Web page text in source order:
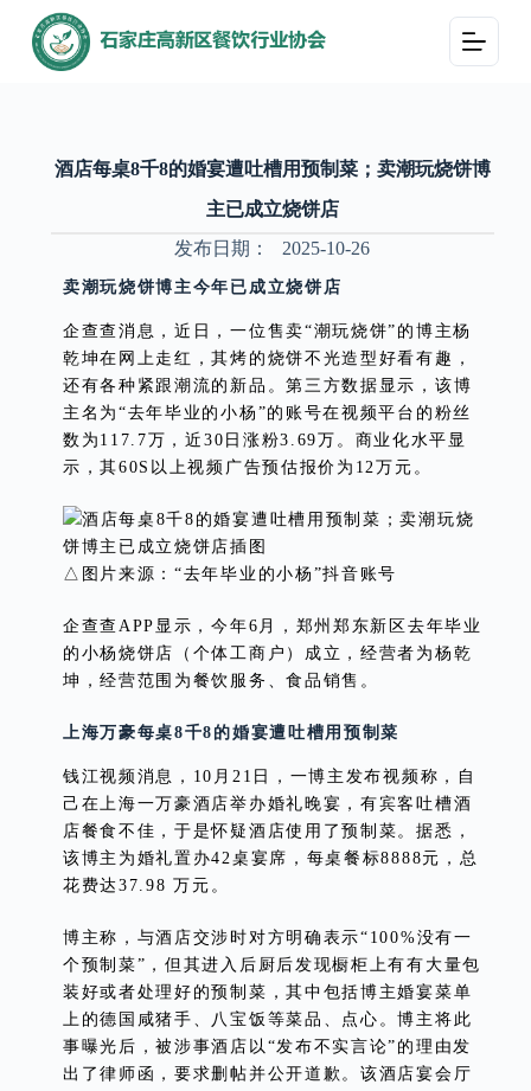
跳
过
酒店每桌8千8的婚宴遭吐槽用预制菜；卖潮玩烧饼博
主已成立烧饼店
发布日期：
2025-10-26
卖潮玩烧饼博主今年已成立烧饼店
企查查消息，近日，一位售卖“潮玩烧饼”的博主杨
乾坤在网上走红，其烤的烧饼不光造型好看有趣，
还有各种紧跟潮流的新品。第三方数据显示，该博
主名为“去年毕业的小杨”的账号在视频平台的粉丝
数为117.7万，近30日涨粉3.69万。商业化水平显
示，其60S以上视频广告预估报价为12万元。
△图片来源：“去年毕业的小杨”抖音账号
企查查APP显示，今年6月，郑州郑东新区去年毕业
的小杨烧饼店（个体工商户）成立，经营者为杨乾
坤，经营范围为餐饮服务、食品销售。
上海万豪每桌8千8的婚宴遭吐槽用预制菜
钱江视频消息，10月21日，一博主发布视频称，自
己在上海一万豪酒店举办婚礼晚宴，有宾客吐槽酒
店餐食不佳，于是怀疑酒店使用了预制菜。据悉，
该博主为婚礼置办42桌宴席，每桌餐标8888元，总
花费达37.98 万元。
博主称，与酒店交涉时对方明确表示“100%没有一
个预制菜”，但其进入后厨后发现橱柜上有有大量包
装好或者处理好的预制菜，其中包括博主婚宴菜单
上的德国咸猪手、八宝饭等菜品、点心。博主将此
事曝光后，被涉事酒店以“发布不实言论”的理由发
出了律师函，要求删帖并公开道歉。该酒店宴会厅